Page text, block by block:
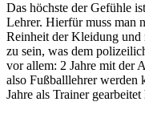
Das höchste der Gefühle
Lehrer. Hierfür muss man
Reinheit der Kleidung und
zu sein, was dem
vor allem: 2 Jahre mit der
also Fußballlehrer werden
Jahre als Trainer gearbeitet